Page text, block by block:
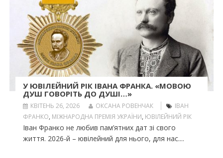
У ЮВІЛЕЙНИЙ РІК ІВАНА ФРАНКА. «МОВОЮ
ДУШ ГОВОРІТЬ ДО ДУШІ…»
КВІТЕНЬ 26, 2026 ОКСАНА РОВЕНЧАК
ІВАН
ФРАНКО, МІЖНАРОДНА ПРЕМІЯ УКРАЇНИ, ЮВІЛЕЙНИЙ РІК
Іван Франко не любив пам’ятних дат зі свого
життя. 2026-й – ювілейний для нього, для нас....